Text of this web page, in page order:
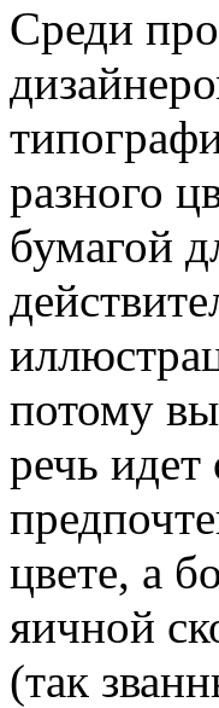
Среди
разного
бумагой
потому
речь идет
цвете, а
яичной
(так